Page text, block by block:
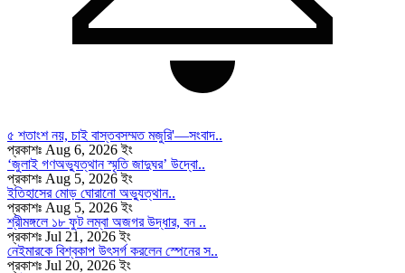
৫ শতাংশ নয়, চাই বাস্তবসম্মত মজুরি'—সংবাদ..
প্রকাশঃ Aug 6, 2026 ইং
‘জুলাই গণঅভ্যুত্থান স্মৃতি জাদুঘর’ উদ্বো..
প্রকাশঃ Aug 5, 2026 ইং
ইতিহাসের মোড় ঘোরানো অভ্যুত্থান..
প্রকাশঃ Aug 5, 2026 ইং
শ্রীমঙ্গলে ১৮ ফুট লম্বা অজগর উদ্ধার, বন ..
প্রকাশঃ Jul 21, 2026 ইং
নেইমারকে বিশ্বকাপ উৎসর্গ করলেন স্পেনের স..
প্রকাশঃ Jul 20, 2026 ইং